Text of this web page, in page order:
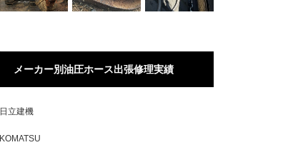
メーカー別油圧ホース出張修理実績
日立建機
KOMATSU